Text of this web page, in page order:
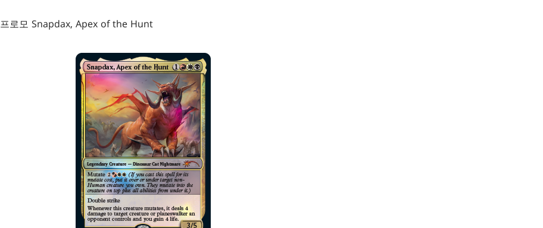
프로모 Snapdax, Apex of the Hunt